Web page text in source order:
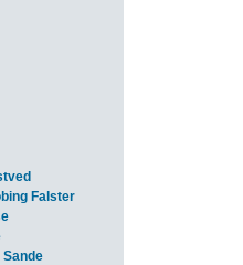
Falster
Sande